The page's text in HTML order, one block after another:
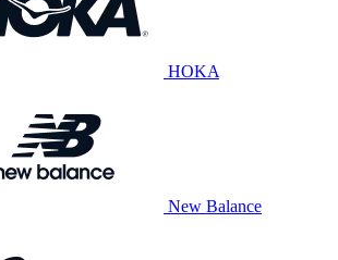
HOKA
New Balance